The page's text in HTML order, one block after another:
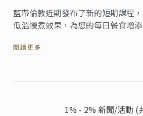
藍帶倫敦近期發布了新的短期課程
低溫慢煮效果，為您的每日餐食增
味及品質，且適用於蔬菜、土豆、牛
閱讀更多
1% - 2% 新聞/活動 (